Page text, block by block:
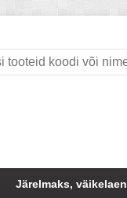
Järelmaks, väikelaen